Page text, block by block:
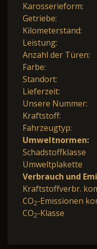
Karosserieform:
Getriebe:
Kilometerstand:
Leistung:
Anzahl der Türen:
Farbe:
Standort:
Lieferzeit:
Unsere Nummer:
Kraftstoff:
Fahrzeugtyp:
Umweltnormen:
Schadstoffklasse
Umweltplakette
Verbrauch und
Kraftstoffverbr.
CO2-Emissionen
CO2-Klasse